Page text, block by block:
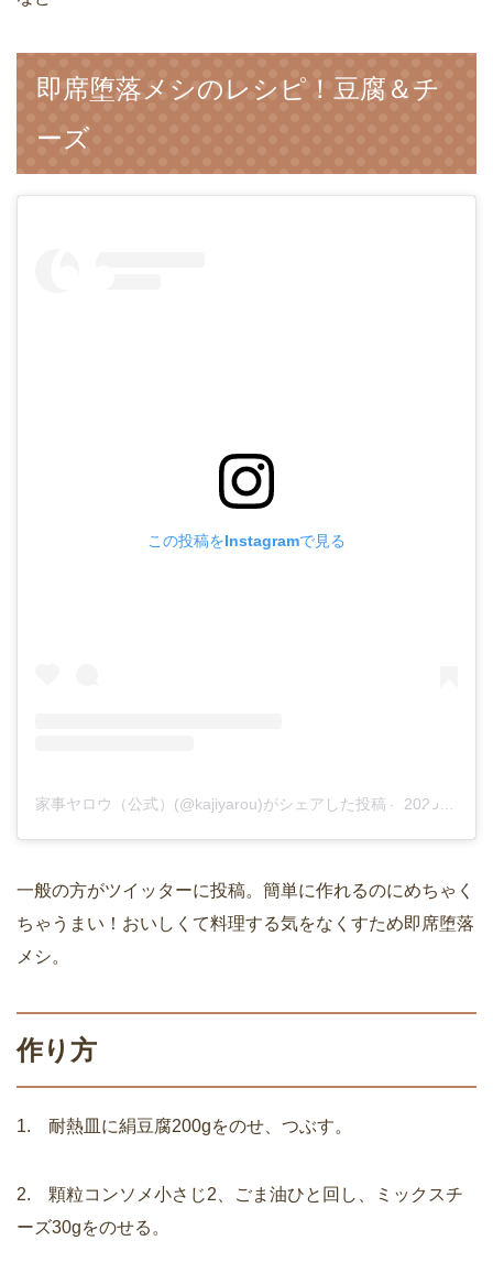
即席堕落メシのレシピ！豆腐＆チ
ーズ
この投稿をInstagramで見る
家事ヤロウ（公式）(@kajiyarou)がシェアした投稿 – 2020年 1月月22日午前6時33分PST
一般の方がツイッターに投稿。簡単に作れるのにめちゃく
ちゃうまい！おいしくて料理する気をなくすため即席堕落
メシ。
作り方
1. 耐熱皿に絹豆腐200gをのせ、つぶす。
2. 顆粒コンソメ小さじ2、ごま油ひと回し、ミックスチ
ーズ30gをのせる。